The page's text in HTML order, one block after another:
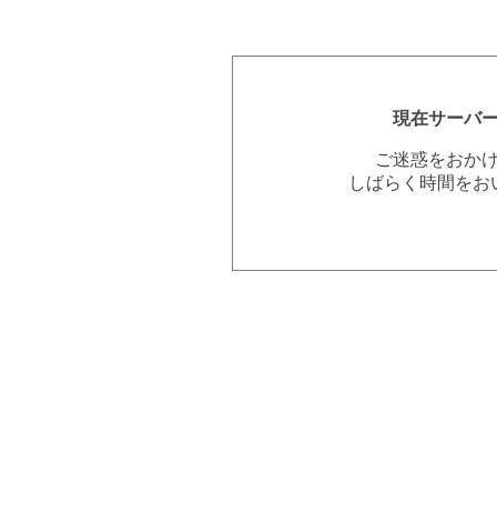
現在サーバ
ご迷惑をおか
しばらく時間を